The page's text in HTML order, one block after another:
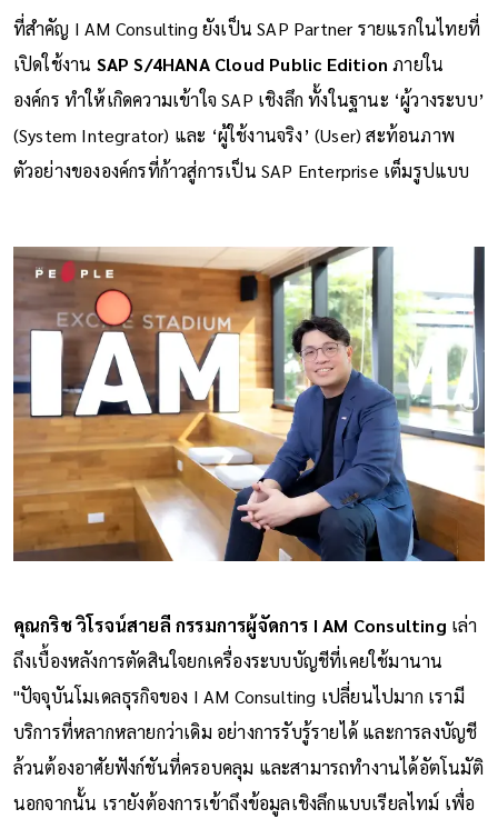
ที่สำคัญ I AM Consulting ยังเป็น SAP Partner รายแรกในไทยที่
เปิดใช้งาน SAP S/4HANA Cloud Public Edition ภายใน
องค์กร ทำให้เกิดความเข้าใจ SAP เชิงลึก ทั้งในฐานะ ‘ผู้วางระบบ’
(System Integrator) และ ‘ผู้ใช้งานจริง’ (User) สะท้อนภาพ
ตัวอย่างขององค์กรที่ก้าวสู่การเป็น SAP Enterprise เต็มรูปแบบ
คุณกริช วิโรจน์สายลี กรรมการผู้จัดการ I AM Consulting เล่า
ถึงเบื้องหลังการตัดสินใจยกเครื่องระบบบัญชีที่เคยใช้มานาน
"ปัจจุบันโมเดลธุรกิจของ I AM Consulting เปลี่ยนไปมาก เรามี
บริการที่หลากหลายกว่าเดิม อย่างการรับรู้รายได้ และการลงบัญชี
ล้วนต้องอาศัยฟังก์ชันที่ครอบคลุม และสามารถทำงานได้อัตโนมัติ
นอกจากนั้น เรายังต้องการเข้าถึงข้อมูลเชิงลึกแบบเรียลไทม์ เพื่อ